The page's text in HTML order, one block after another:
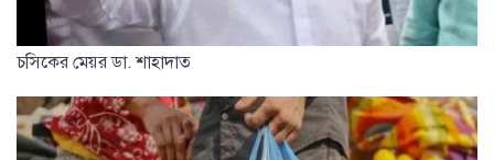
চসিকের মেয়র ডা. শাহাদাত